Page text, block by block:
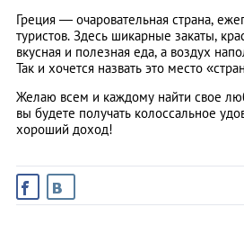
Греция ― очаровательная страна,
туристов. Здесь шикарные закаты,
вкусная и полезная еда, а воздух
Так и хочется назвать это место
Желаю всем и каждому найти свое
вы будете получать колоссальное
хороший доход!